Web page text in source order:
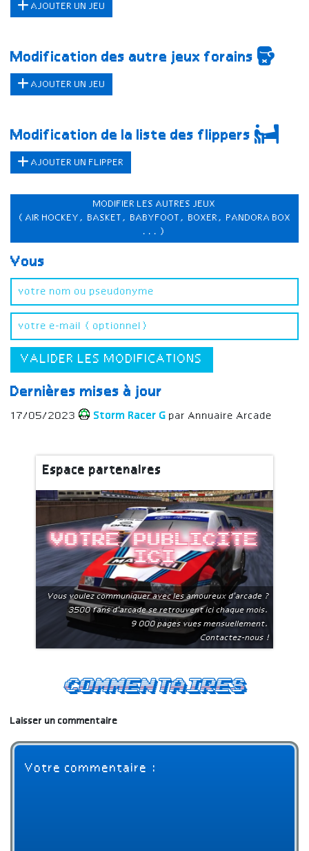
AJOUTER UN JEU
Modification des autre jeux forains
AJOUTER UN JEU
Modification de la liste des flippers
AJOUTER UN FLIPPER
MODIFIER LES AUTRES JEUX
(AIR HOCKEY, BASKET, BABYFOOT, BOXER, PANDORA BOX
...)
Vous
VALIDER LES MODIFICATIONS
Dernières mises à jour
17/05/2023 Storm Racer G par Annuaire Arcade
Espace partenaires
Votre publicite
ici
Vous voulez communiquer avec les amoureux d'arcade ?
3500 fans d'arcade se retrouvent ici chaque mois.
9 000 pages vues mensuellement.
Contactez-nous !
Commentaires
Laisser un commentaire